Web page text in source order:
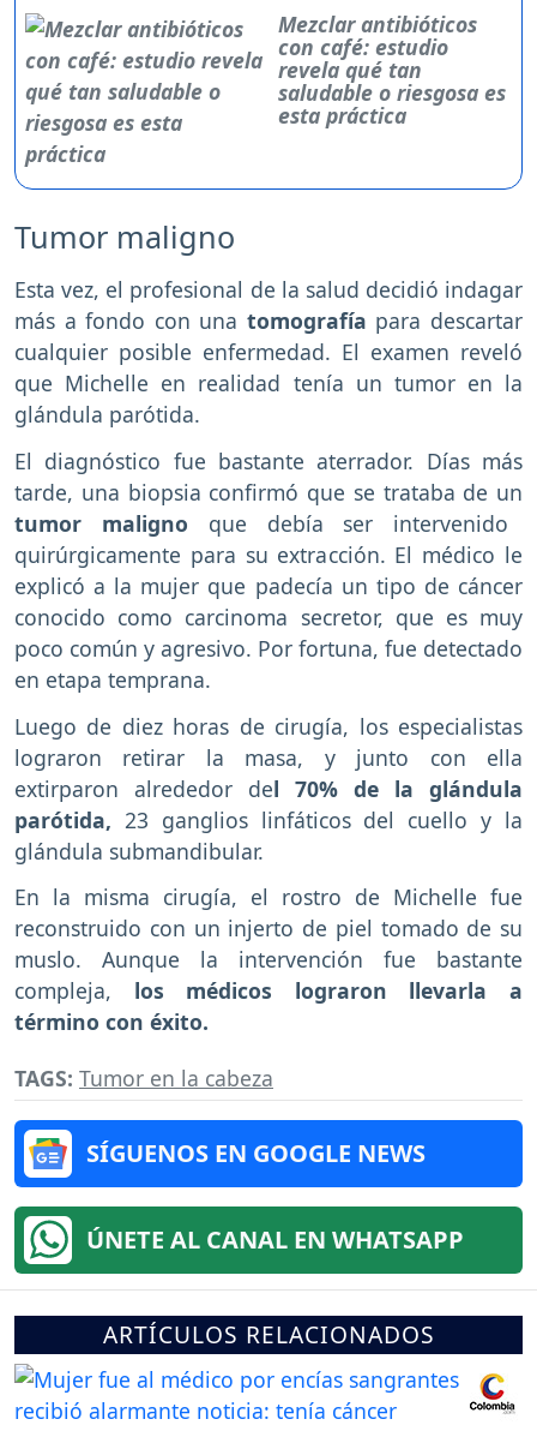
Mezclar antibióticos
con café: estudio
revela qué tan
saludable o riesgosa es
esta práctica
Tumor maligno
Esta vez, el profesional de la salud decidió indagar
más a fondo con una tomografía para descartar
cualquier posible enfermedad. El examen reveló
que Michelle en realidad tenía un tumor en la
glándula parótida.
El diagnóstico fue bastante aterrador. Días más
tarde, una biopsia confirmó que se trataba de un
tumor maligno que debía ser intervenido
quirúrgicamente para su extracción. El médico le
explicó a la mujer que padecía un tipo de cáncer
conocido como carcinoma secretor, que es muy
poco común y agresivo. Por fortuna, fue detectado
en etapa temprana.
Luego de diez horas de cirugía, los especialistas
lograron retirar la masa, y junto con ella
extirparon alrededor del 70% de la glándula
parótida, 23 ganglios linfáticos del cuello y la
glándula submandibular.
En la misma cirugía, el rostro de Michelle fue
reconstruido con un injerto de piel tomado de su
muslo. Aunque la intervención fue bastante
compleja, los médicos lograron llevarla a
término con éxito.
TAGS: Tumor en la cabeza
SÍGUENOS EN GOOGLE NEWS
ÚNETE AL CANAL EN WHATSAPP
ARTÍCULOS RELACIONADOS